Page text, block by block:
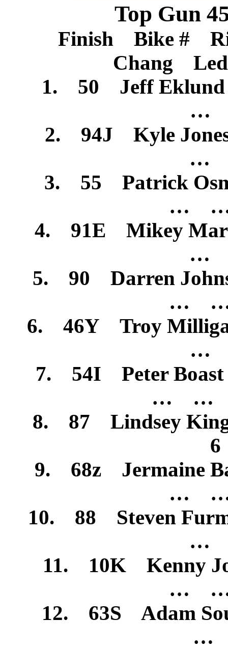
Top Gun
Finish Bike #
Chang
1. 50 Jeff
…
2. 94J Kyle
…
3. 55 Patrick
… …
4. 91E Mikey
…
5. 90 Darren
… …
6. 46Y Troy
…
7. 54I Peter Boast
… …
8. 87 Lindsey
9. 68z Jermaine
… …
10. 88 Steven
…
11. 10K Kenny
… …
12. 63S Adam
…